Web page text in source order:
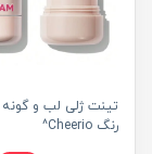
تینت ژلی لب و
رنگ Cheerio^